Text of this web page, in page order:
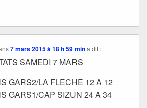
7 mars 2015 à 18 h 59 min a dit :
SAMEDI 7 MARS
GARS2/LA FLECHE 12 A 12
GARS1/CAP SIZUN 24 A 34